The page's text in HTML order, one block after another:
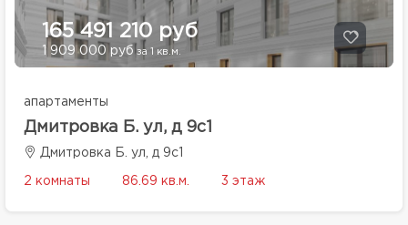
165 491 210 руб
1 909 000 руб за 1 кв.м.
апартаменты
Дмитровка Б. ул, д 9с1
Дмитровка Б. ул, д 9с1
2 комнаты 86.69 кв.м. 3 этаж